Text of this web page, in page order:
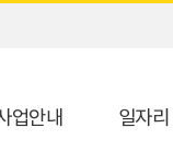
업안내 일자